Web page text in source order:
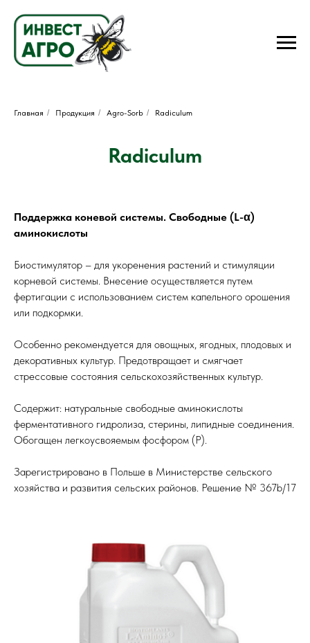
Главная / Продукция / Agro-Sorb / Radiculum
Radiculum
Поддержка коневой системы. Свободные (L-α)
аминокислоты
Биостимулятор – для укоренения растений и стимуляции
корневой системы. Внесение осуществляется путем
фертигации с использованием систем капельного орошения
или подкормки.
Особенно рекомендуется для овощных, ягодных, плодовых и
декоративных культур. Предотвращает и смягчает
стрессовые состояния сельскохозяйственных культур.
Содержит: натуральные свободные аминокислоты
ферментативного гидролиза, стерины, липидные соединения.
Обогащен легкоусвояемым фосфором (Р).
Зарегистрировано в Польше в Министерстве сельского
хозяйства и развития сельских районов. Решение № 367b/17